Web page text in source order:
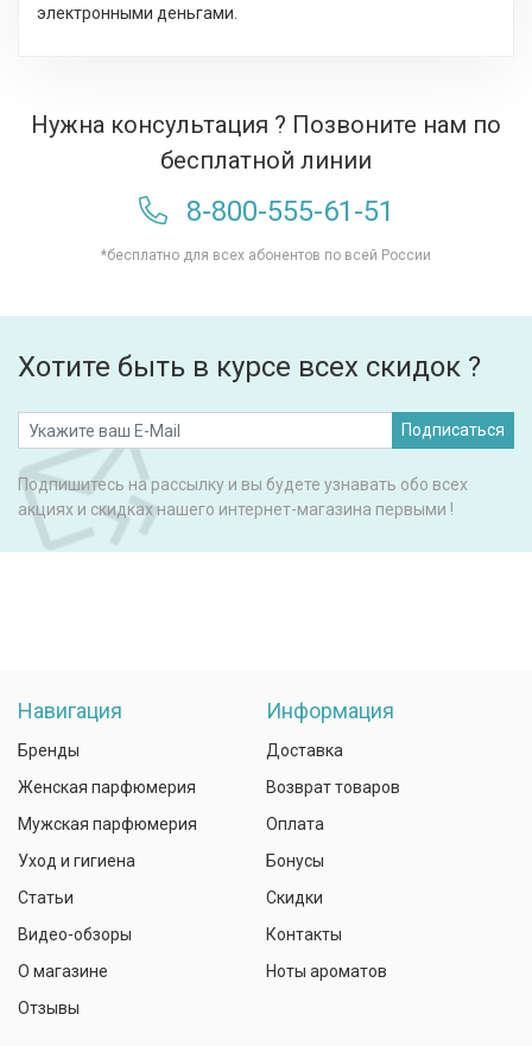
электронными деньгами.
Нужна консультация ? Позвоните нам по
бесплатной линии
8-800-555-61-51
*бесплатно для всех абонентов по всей России
Хотите быть в курсе всех скидок ?
Подписаться
Подпишитесь на рассылку и вы будете узнавать обо всех
акциях и скидках нашего интернет-магазина первыми !
Навигация
Бренды
Женская парфюмерия
Мужская парфюмерия
Уход и гигиена
Статьи
Видео-обзоры
О магазине
Отзывы
Информация
Доставка
Возврат товаров
Оплата
Бонусы
Скидки
Контакты
Ноты ароматов